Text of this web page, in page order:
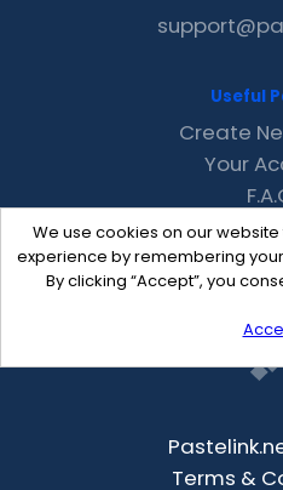
We use cookies on our
experience by remembering
By clicking “Accept”, you
Useful
Create
Your
Terms &